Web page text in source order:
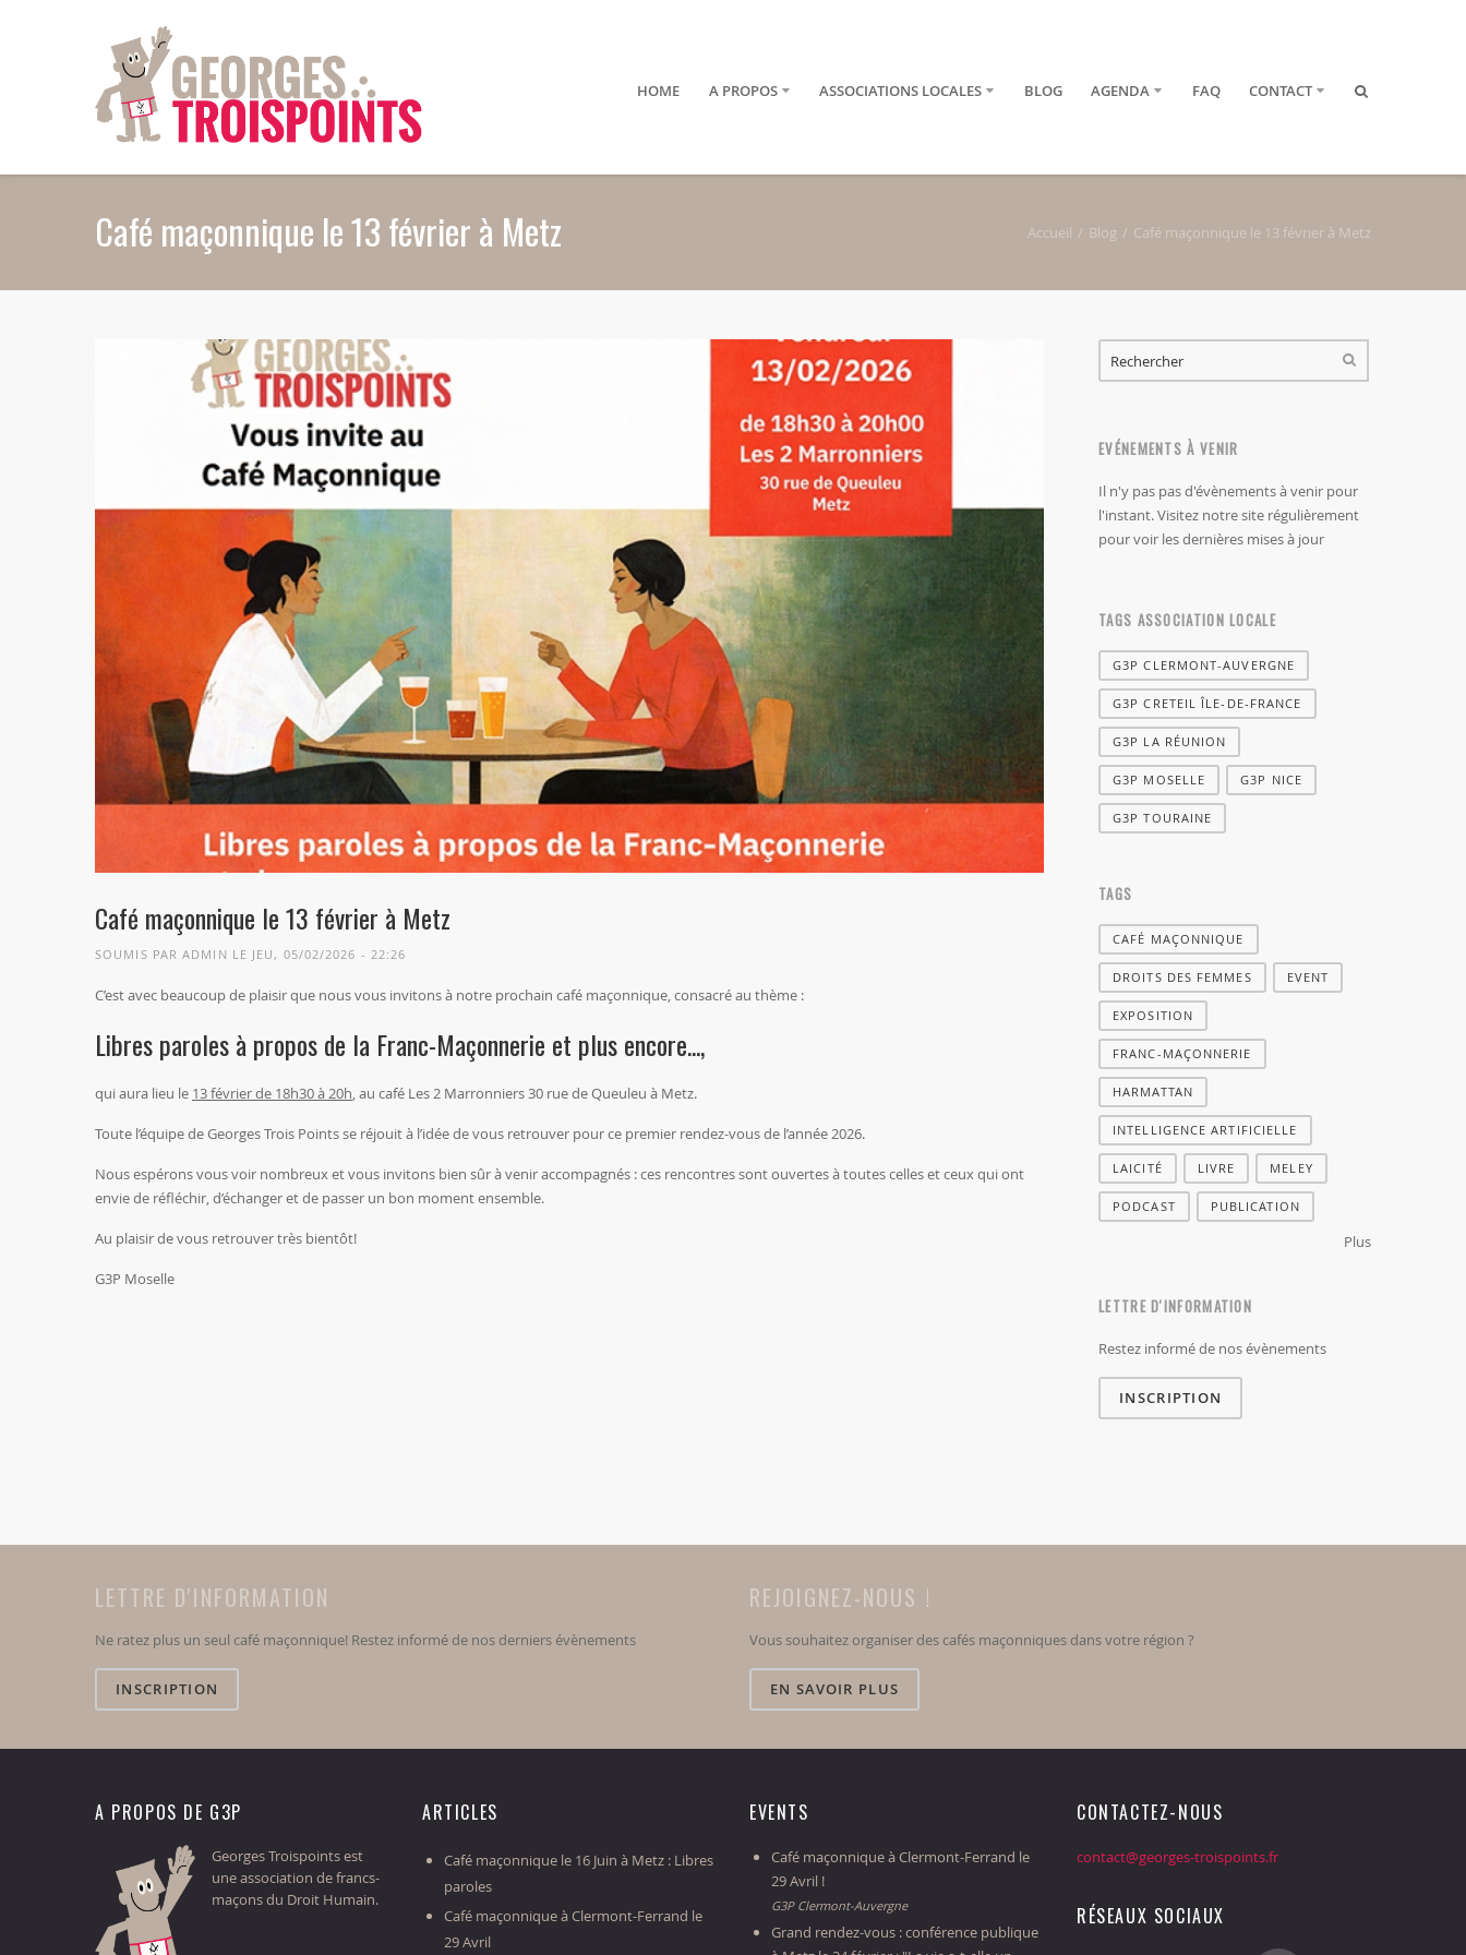
HOME A PROPOS ASSOCIATIONS LOCALES BLOG AGENDA FAQ CONTACT
Café maçonnique le 13 février à Metz Accueil Blog Café maçonnique le 13 février à Metz
Café maçonnique le 13 février à Metz
SOUMIS PARADMIN LE JEU, 05/02/2026 - 22:26
C’est avec beaucoup de plaisir que nous vous invitons à notre prochain café maçonnique, consacré au thème :
Libres paroles à propos de la Franc-Maçonnerie et plus encore...,
qui aura lieu le 13 février de 18h30 à 20h, au café Les 2 Marronniers 30 rue de Queuleu à Metz.
Toute l’équipe de Georges Trois Points se réjouit à l’idée de vous retrouver pour ce premier rendez-vous de l’année 2026.
Nous espérons vous voir nombreux et vous invitons bien sûr à venir accompagnés : ces rencontres sont ouvertes à toutes celles et ceux qui ont
envie de réfléchir, d’échanger et de passer un bon moment ensemble.
Au plaisir de vous retrouver très bientôt!
G3P Moselle
FORMULAIRE DE RECHERCHE
EVÉNEMENTS À VENIR
Il n'y pas pas d'évènements à venir pour
l'instant. Visitez notre site régulièrement
pour voir les dernières mises à jour
TAGS ASSOCIATION LOCALE
G3P CLERMONT-AUVERGNE
G3P CRETEIL ÎLE-DE-FRANCE
G3P LA RÉUNION
G3P MOSELLE G3P NICE
G3P TOURAINE
TAGS
CAFÉ MAÇONNIQUE
DROITS DES FEMMES EVENT
EXPOSITION
FRANC-MAÇONNERIE
HARMATTAN
INTELLIGENCE ARTIFICIELLE
LAICITÉ LIVRE MELEY
PODCAST PUBLICATION
Plus
LETTRE D'INFORMATION
Restez informé de nos évènements
INSCRIPTION
LETTRE D'INFORMATION
Ne ratez plus un seul café maçonnique! Restez informé de nos derniers évènements
INSCRIPTION
REJOIGNEZ-NOUS !
Vous souhaitez organiser des cafés maçonniques dans votre région ?
EN SAVOIR PLUS
A PROPOS DE G3P
Georges Troispoints est
une association de francs-
maçons du Droit Humain.
ARTICLES
Café maçonnique le 16 Juin à Metz : Libres
paroles
Café maçonnique à Clermont-Ferrand le
29 Avril
EVENTS
Café maçonnique à Clermont-Ferrand le
29 Avril !
G3P Clermont-Auvergne
Grand rendez-vous : conférence publique
CONTACTEZ-NOUS
contact@georges-troispoints.fr
RÉSEAUX SOCIAUX